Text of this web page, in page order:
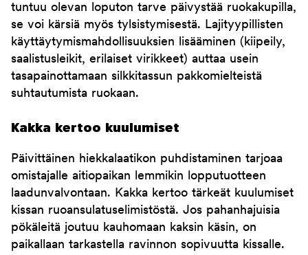
tuntuu olevan loputon tarve päivystää ruokakupilla,
se voi kärsiä myös tylsistymisestä. Lajityypillisten
käyttäytymismahdollisuuksien lisääminen (kiipeily,
saalistusleikit, erilaiset virikkeet) auttaa usein
tasapainottamaan silkkitassun pakkomielteistä
suhtautumista ruokaan.
Kakka kertoo kuulumiset
Päivittäinen hiekkalaatikon puhdistaminen tarjoaa
omistajalle aitiopaikan lemmikin lopputuotteen
laadunvalvontaan. Kakka kertoo tärkeät kuulumiset
kissan ruoansulatuselimistöstä. Jos pahanhajuisia
pökäleitä joutuu kauhomaan kaksin käsin, on
paikallaan tarkastella ravinnon sopivuutta kissalle.